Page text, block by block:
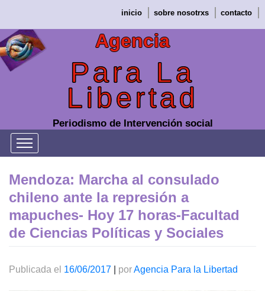
contenido
inicio sobre nosotrxs contacto
Agencia
Para La
Libertad
Periodismo de Intervención social
Mendoza: Marcha al consulado
chileno ante la represión a
mapuches- Hoy 17 horas-Facultad
de Ciencias Políticas y Sociales
Publicada el 16/06/2017 porAgencia Para la Libertad